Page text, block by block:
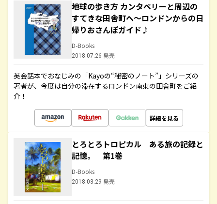
地球の歩き方 カンタベリーと周辺の
すてきな田舎町へ～ロンドンからの日
帰りおさんぽガイド♪
D-Books
2018.07.26 発売
英会話本でおなじみの「Kayoの“秘密のノート”」シリーズの
著者が、今度は自分の滞在するロンドン南東の田舎町をご紹
介！
詳細を見る
とろとろトロピカル ある旅の記録と
記憶。 第1巻
D-Books
2018.03.29 発売